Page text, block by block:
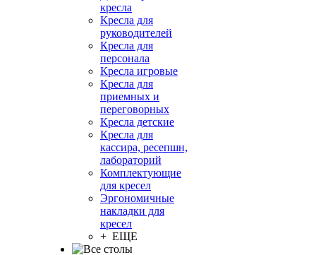
кресла
Кресла для
руководителей
Кресла для
персонала
Кресла игровые
Кресла для
приемных и
переговорных
Кресла детские
Кресла для
кассира, ресепшн,
лабораторий
Комплектующие
для кресел
Эргономичные
накладки для
кресел
+ ЕЩЕ